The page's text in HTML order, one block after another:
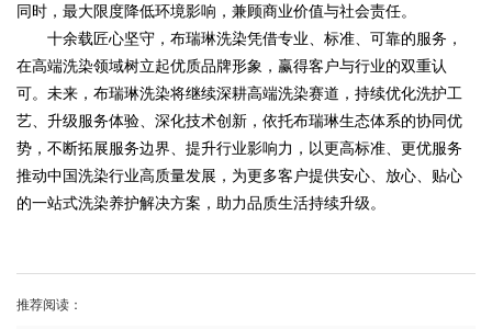
同时，最大限度降低环境影响，兼顾商业价值与社会责任。
十余载匠心坚守，布瑞琳洗染凭借专业、标准、可靠的服务，
在高端洗染领域树立起优质品牌形象，赢得客户与行业的双重认
可。未来，布瑞琳洗染将继续深耕高端洗染赛道，持续优化洗护工
艺、升级服务体验、深化技术创新，依托布瑞琳生态体系的协同优
势，不断拓展服务边界、提升行业影响力，以更高标准、更优服务
推动中国洗染行业高质量发展，为更多客户提供安心、放心、贴心
的一站式洗染养护解决方案，助力品质生活持续升级。
推荐阅读：